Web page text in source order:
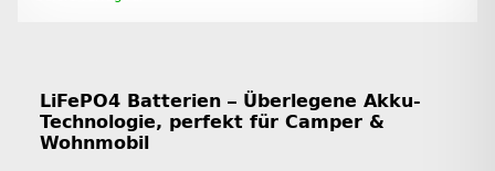
LiFePO4 Batterien – Überlegene Akku-
Technologie, perfekt für Camper &
Wohnmobil